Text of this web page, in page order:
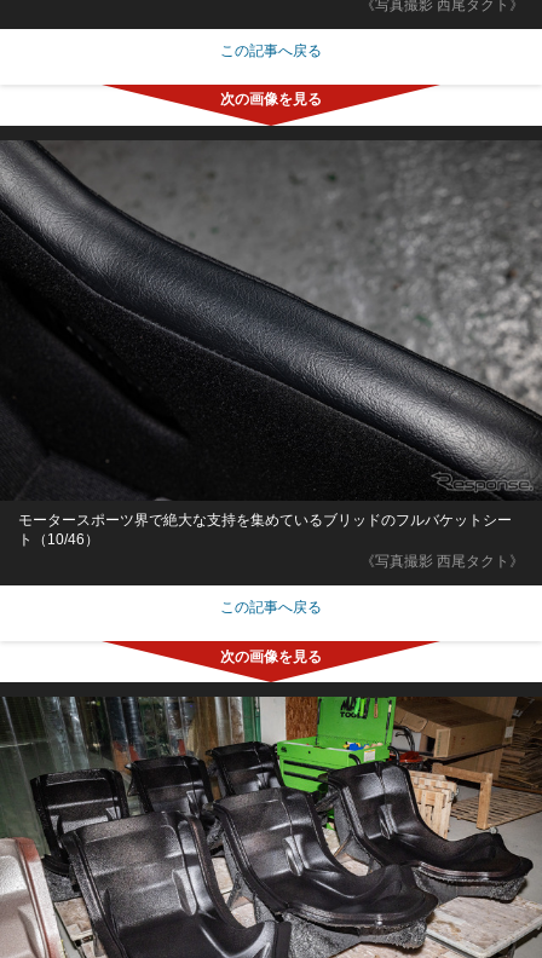
《写真撮影 西尾タクト》
この記事へ戻る
《写真撮影 西尾タクト》
モータースポーツ界で絶大な支持を集めているブリッドのフルバケットシー
ト（10/46）
この記事へ戻る